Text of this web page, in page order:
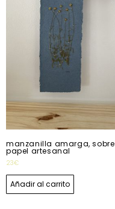
manzanilla amarga, sobre
papel artesanal
23€
Añadir al carrito